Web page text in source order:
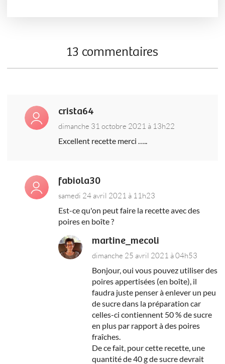
13 commentaires
crista64
dimanche 31 octobre 2021 à 13h22
Excellent recette merci …..
fabiola30
samedi 24 avril 2021 à 11h23
Est-ce qu'on peut faire la recette avec des
poires en boîte ?
martine_mecoli
dimanche 25 avril 2021 à 04h53
Bonjour, oui vous pouvez utiliser des
poires appertisées (en boîte), il
faudra juste penser à enlever un peu
de sucre dans la préparation car
celles-ci contiennent 50 % de sucre
en plus par rapport à des poires
fraîches.
De ce fait, pour cette recette, une
quantité de 40 g de sucre devrait